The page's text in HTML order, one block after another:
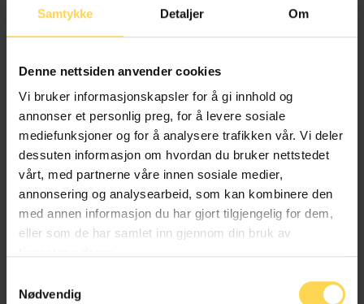
Samtykke Detaljer Om
Denne nettsiden anvender cookies
Vi bruker informasjonskapsler for å gi innhold og
annonser et personlig preg, for å levere sosiale
mediefunksjoner og for å analysere trafikken vår. Vi deler
dessuten informasjon om hvordan du bruker nettstedet
vårt, med partnerne våre innen sosiale medier,
annonsering og analysearbeid, som kan kombinere den
med annen informasjon du har gjort tilgjengelig for dem,
eller som de har samlet inn gjennom din bruk av
Nødvendig
Imran Haider
Trygderett og pensjonsrett